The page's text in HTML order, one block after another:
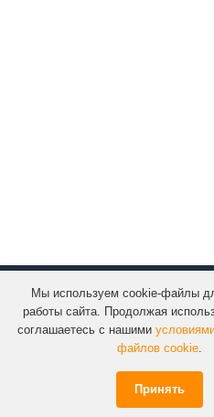
Мы используем cookie-файлы
работы сайта. Продолжая
соглашаетесь с нашими
файлов cookie.
Принять